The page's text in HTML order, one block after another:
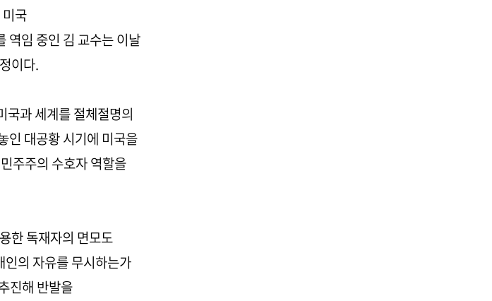
국
역임 중인 김 교수는 이날
이다.
국과 세계를 절체절명의
인 대공황 시기에 미국을
주주의 수호자 역할을
한 독재자의 면모도
의 자유를 무시하는가
진해 반발을